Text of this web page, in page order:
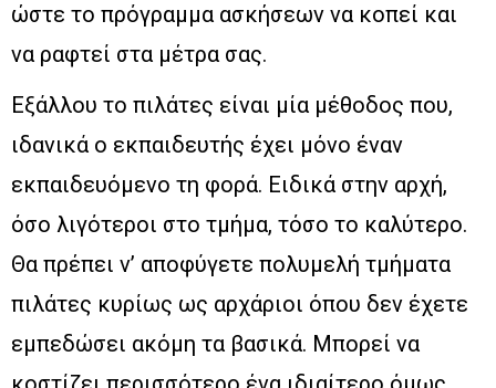
ώστε το πρόγραμμα ασκήσεων να κοπεί και
να ραφτεί στα μέτρα σας.
Εξάλλου το πιλάτες είναι μία μέθοδος που,
ιδανικά ο εκπαιδευτής έχει μόνο έναν
εκπαιδευόμενο τη φορά. Ειδικά στην αρχή,
όσο λιγότεροι στο τμήμα, τόσο το καλύτερο.
Θα πρέπει ν’ αποφύγετε πολυμελή τμήματα
πιλάτες κυρίως ως αρχάριοι όπου δεν έχετε
εμπεδώσει ακόμη τα βασικά. Μπορεί να